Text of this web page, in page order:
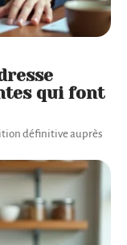
qui font
définitive auprès